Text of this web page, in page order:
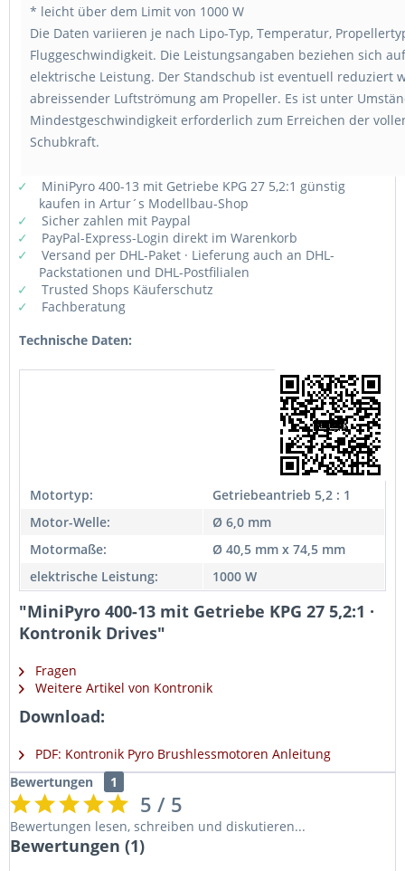
* leicht über dem Limit von 1000 W
Die Daten variieren je nach Lipo-Typ, Temperatur,
Fluggeschwindigkeit. Die Leistungsangaben beziehen sich
elektrische Leistung. Der Standschub ist eventuell reduziert
abreissender Luftströmung am Propeller. Es ist unter
Mindestgeschwindigkeit erforderlich zum Erreichen der
Schubkraft.
MiniPyro 400-13 mit Getriebe KPG 27 5,2:1 günstig
kaufen in Artur´s Modellbau-Shop
Sicher zahlen mit Paypal
PayPal-Express-Login direkt im Warenkorb
Versand per DHL-Paket · Lieferung auch an DHL-
Packstationen und DHL-Postfilialen
Trusted Shops Käuferschutz
Fachberatung
Technische Daten:
Motortyp:
Getriebeantrieb 5,2 : 1
Motor-Welle:
Ø 6,0 mm
Motormaße:
Ø 40,5 mm x 74,5 mm
elektrische Leistung:
1000 W
"MiniPyro 400-13 mit Getriebe KPG 27 5,2:1 ·
Kontronik Drives"
Fragen
Weitere Artikel von Kontronik
Download:
PDF: Kontronik Pyro Brushlessmotoren Anleitung
Bewertungen
1
5 / 5
Bewertungen lesen, schreiben und diskutieren...
Bewertungen (1)